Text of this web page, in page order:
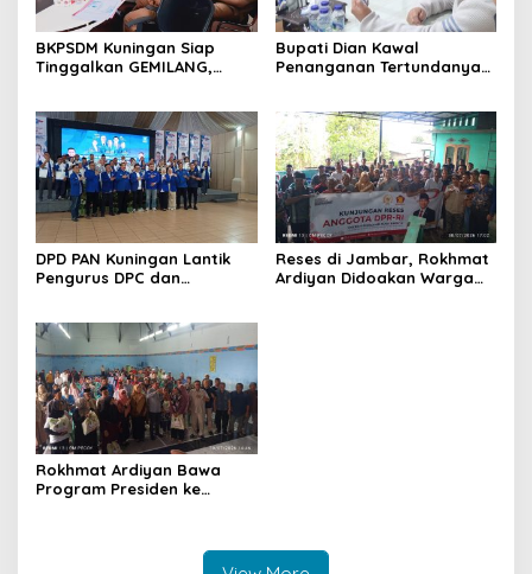
BKPSDM Kuningan Siap
Tinggalkan GEMILANG,
ASN
Bupati Dian Kawal
Penanganan Tertundanya
Jemaah Dipenuhi
DPD PAN Kuningan Lantik
Pengurus DPC dan
Kursi
Reses di Jambar, Rokhmat
Ardiyan Didoakan Warga
Rokhmat Ardiyan Bawa
Program Presiden ke